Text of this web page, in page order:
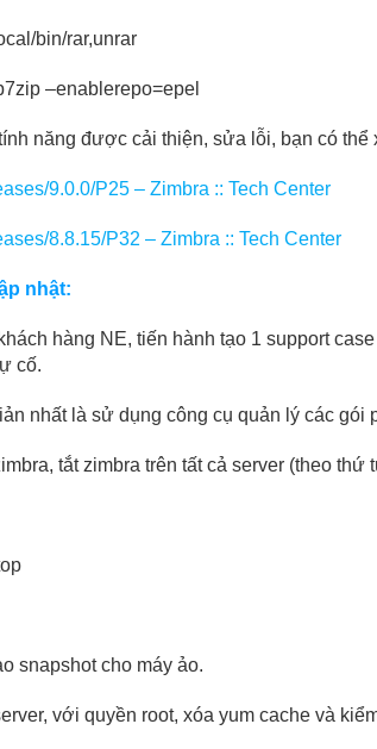
bin/rar,unrar
–enablerepo=epel
năng được cải thiện, sửa lỗi, bạn có thể
9.0.0/P25 – Zimbra :: Tech Center
8.8.15/P32 – Zimbra :: Tech Center
nhật:
hàng NE, tiến hành tạo 1 support
cố.
nhất là sử dụng công cụ quản lý các gói
tắt zimbra trên tất cả server (theo thứ
snapshot cho máy ảo.
với quyền root, xóa yum cache và